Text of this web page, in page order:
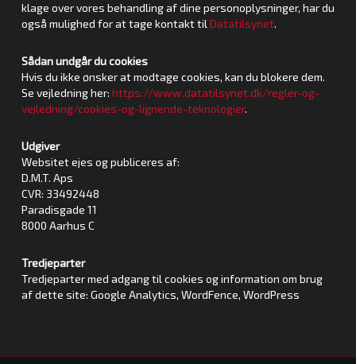
klage over vores behandling af dine personoplysninger, har du
også mulighed for at tage kontakt til Datatilsynet.
Sådan undgår du cookies
Hvis du ikke ønsker at modtage cookies, kan du blokere dem.
Se vejledning her: https://www.datatilsynet.dk/regler-og-
vejledning/cookies-og-lignende-teknologier.
Udgiver
Websitet ejes og publiceres af:
D.M.T. Aps
CVR: 33492448
Paradisgade 11
8000 Aarhus C
Tredjeparter
Tredjeparter med adgang til cookies og information om brug
af dette site: Google Analytics, WordFence, WordPress